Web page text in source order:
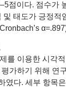
점이다. 점수가
및 태도가 긍정적
를 이용한 시각
가하기 위해 연
였다. 세부 항목